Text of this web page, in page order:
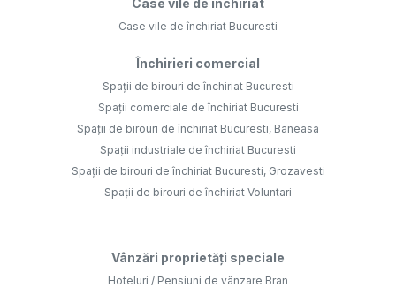
Case vile de închiriat
Case vile de închiriat Bucuresti
Închirieri comercial
Spații de birouri de închiriat Bucuresti
Spații comerciale de închiriat Bucuresti
Spații de birouri de închiriat Bucuresti, Baneasa
Spații industriale de închiriat Bucuresti
Spații de birouri de închiriat Bucuresti, Grozavesti
Spații de birouri de închiriat Voluntari
Vânzări proprietăți speciale
Hoteluri / Pensiuni de vânzare Bran